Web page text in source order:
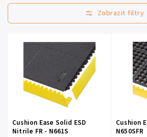
Nejlevnější
Nejprodávanější
Cushion Ease Solid ESD
Nitrile FR - N661S
Cushion
N650SFR